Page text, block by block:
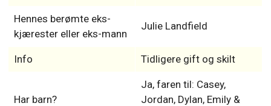
Hennes berømte eks-
kjærester eller eks-mann
Julie Landfield
Info Tidligere gift og skilt
Har barn?
Ja, faren til: Casey,
Jordan, Dylan, Emily &